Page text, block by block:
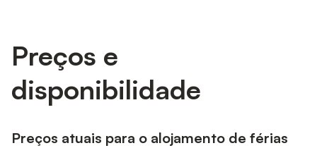
Preços e
disponibilidade
Preços atuais para o alojamento de férias